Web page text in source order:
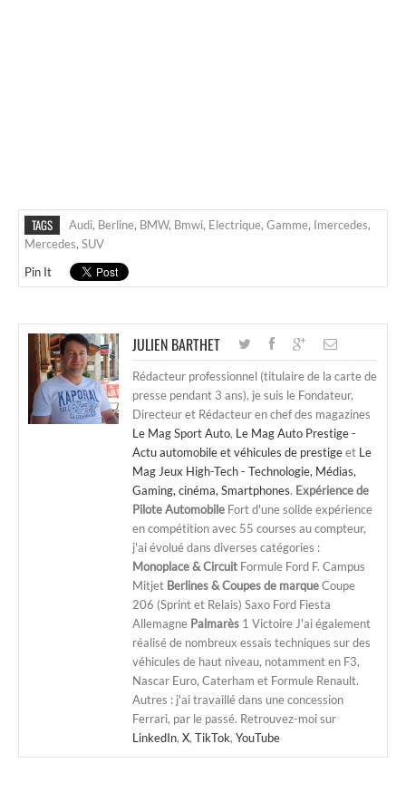
TAGS Audi, Berline, BMW, Bmwi, Electrique, Gamme, Imercedes,
Mercedes, SUV
Pin It
JULIEN BARTHET
Rédacteur professionnel (titulaire de la carte de
presse pendant 3 ans), je suis le Fondateur,
Directeur et Rédacteur en chef des magazines
Le Mag Sport Auto, Le Mag Auto Prestige -
Actu automobile et véhicules de prestigeet Le
Mag Jeux High-Tech - Technologie, Médias,
Gaming, cinéma, Smartphones. Expérience de
Pilote Automobile Fort d'une solide expérience
en compétition avec 55 courses au compteur,
j'ai évolué dans diverses catégories :
Monoplace & Circuit Formule Ford F. Campus
Mitjet Berlines & Coupes de marqueCoupe
206 (Sprint et Relais) Saxo Ford Fiesta
Allemagne Palmarès 1 Victoire J'ai également
réalisé de nombreux essais techniques sur des
véhicules de haut niveau, notamment en F3,
Nascar Euro, Caterham et Formule Renault.
Autres : j'ai travaillé dans une concession
Ferrari, par le passé. Retrouvez-moi sur
LinkedIn, X, TikTok, YouTube